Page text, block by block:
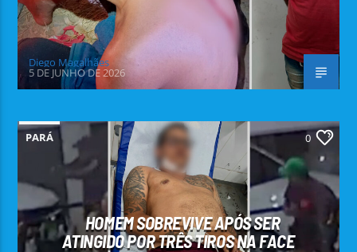
Diego Magalhães
5 DE JUNHO DE 2026
PARÁ 0
HOMEM SOBREVIVE APÓS SER
ATINGIDO POR TRÊS TIROS NA FACE